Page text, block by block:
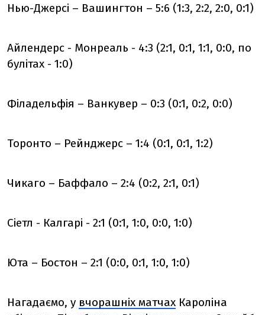
Нью-Джерсі – Вашингтон – 5:6 (1:3, 2:2, 2:0, 0:1)
Айлендерс - Монреаль - 4:3 (2:1, 0:1, 1:1, 0:0, по
булітах - 1:0)
Філадельфія – Ванкувер – 0:3 (0:1, 0:2, 0:0)
Торонто – Рейнджерс – 1:4 (0:1, 0:1, 1:2)
Чикаго – Баффало – 2:4 (0:2, 2:1, 0:1)
Сіетл - Калгарі - 2:1 (0:1, 1:0, 0:0, 1:0)
Юта – Бостон – 2:1 (0:0, 0:1, 1:0, 1:0)
Нагадаємо, у вчорашніх матчах Кароліна